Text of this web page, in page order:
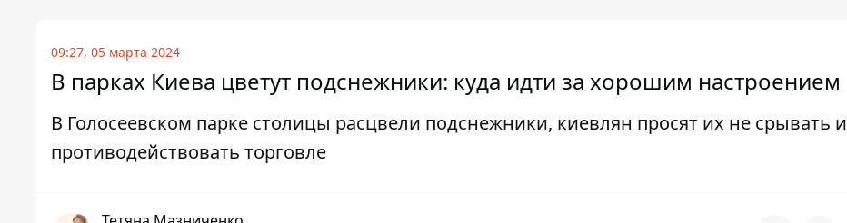
09:27, 05 марта 2024
В парках Киева цветут подснежники: куда идти за хорошим настроением
В Голосеевском парке столицы расцвели подснежники, киевлян просят их не срывать и
противодействовать торговле